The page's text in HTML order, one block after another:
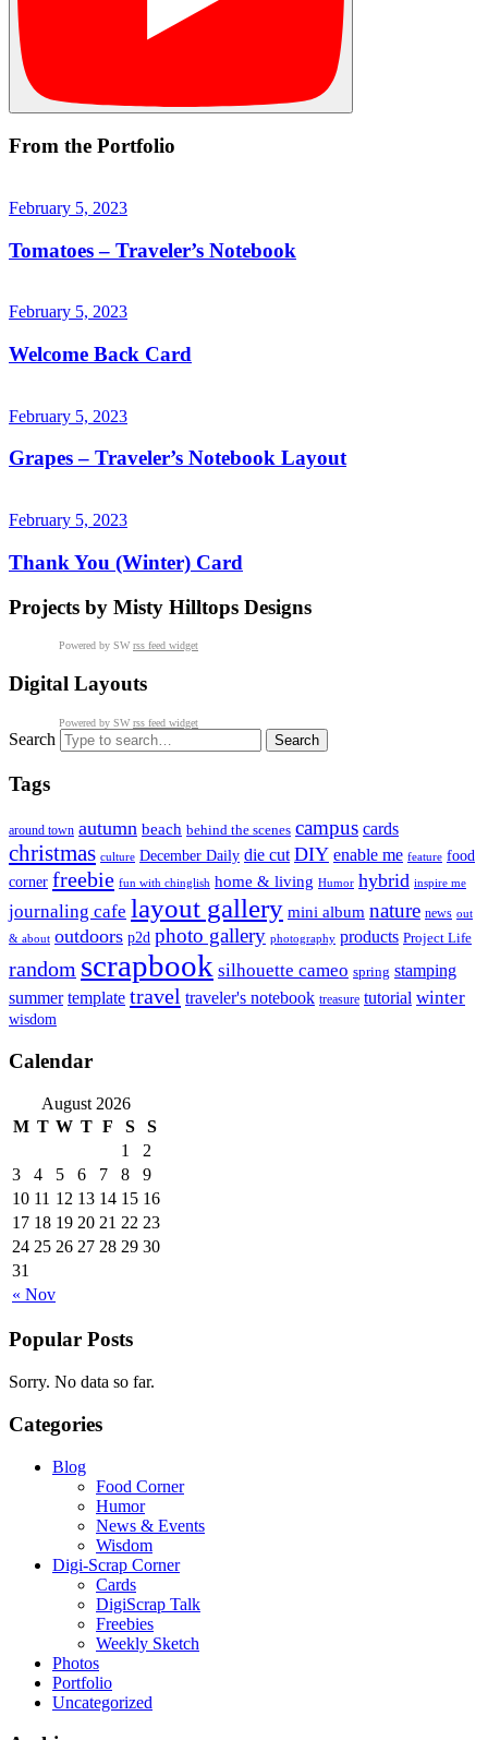
From the Portfolio
February 5, 2023
Tomatoes – Traveler’s Notebook
February 5, 2023
Welcome Back Card
February 5, 2023
Grapes – Traveler’s Notebook Layout
February 5, 2023
Thank You (Winter) Card
Projects by Misty Hilltops Designs
Powered by SW rss feed widget
Digital Layouts
Powered by SW rss feed widget
Search
Tags
around town autumn beach behind the scenes campus cards
christmas culture December Daily die cut DIY enable me feature food
corner freebie fun with chinglish home & living Humor hybrid inspire me
journaling cafe layout gallery mini album nature news out
& about outdoors p2d photo gallery photography products Project Life
random scrapbook silhouette cameo spring stamping
summer template travel traveler's notebook treasure tutorial winter
wisdom
Calendar
August 2026
M T W T F S S
« Nov
1
2
3
4 5 6 7 8
9
10 11 12 13 14 15 16
17 18 19 20 21 22 23
24 25 26 27 28 29 30
31
Popular Posts
Sorry. No data so far.
Categories
Blog
Food Corner
Humor
News & Events
Wisdom
Digi-Scrap Corner
Cards
DigiScrap Talk
Freebies
Weekly Sketch
Photos
Portfolio
Uncategorized